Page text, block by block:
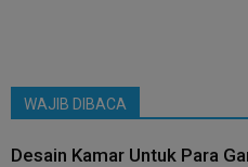
WAJIB DIBACA
Desain Kamar Untuk Para